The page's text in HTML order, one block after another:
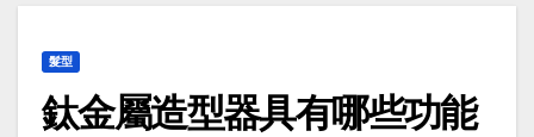
髮型
鈦金屬造型器具有哪些功能